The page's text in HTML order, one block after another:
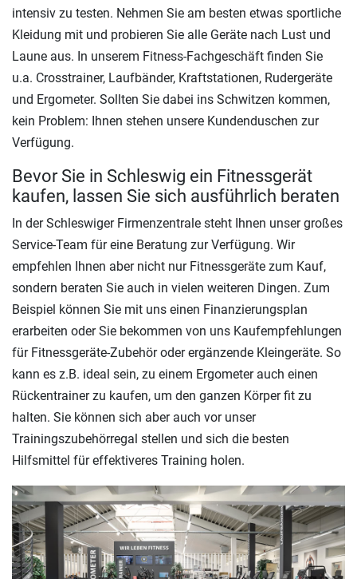
intensiv zu testen. Nehmen Sie am besten etwas sportliche
Kleidung mit und probieren Sie alle Geräte nach Lust und
Laune aus. In unserem Fitness-Fachgeschäft finden Sie
u.a. Crosstrainer, Laufbänder, Kraftstationen, Rudergeräte
und Ergometer. Sollten Sie dabei ins Schwitzen kommen,
kein Problem: Ihnen stehen unsere Kundenduschen zur
Verfügung.
Bevor Sie in Schleswig ein Fitnessgerät
kaufen, lassen Sie sich ausführlich beraten
In der Schleswiger Firmenzentrale steht Ihnen unser großes
Service-Team für eine Beratung zur Verfügung. Wir
empfehlen Ihnen aber nicht nur Fitnessgeräte zum Kauf,
sondern beraten Sie auch in vielen weiteren Dingen. Zum
Beispiel können Sie mit uns einen Finanzierungsplan
erarbeiten oder Sie bekommen von uns Kaufempfehlungen
für Fitnessgeräte-Zubehör oder ergänzende Kleingeräte. So
kann es z.B. ideal sein, zu einem Ergometer auch einen
Rückentrainer zu kaufen, um den ganzen Körper fit zu
halten. Sie können sich aber auch vor unser
Trainingszubehörregal stellen und sich die besten
Hilfsmittel für effektiveres Training holen.